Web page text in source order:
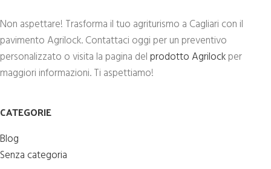
Non aspettare! Trasforma il tuo agriturismo a Cagliari con il
pavimento Agrilock. Contattaci oggi per un preventivo
personalizzato o visita la pagina delprodotto Agrilockper
maggiori informazioni. Ti aspettiamo!
CATEGORIE
Blog
Senza categoria